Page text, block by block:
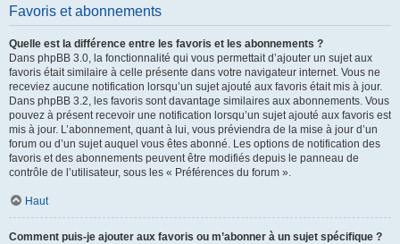
Favoris et abonnements
Quelle est la différence entre les favoris et les abonnements ?
Dans phpBB 3.0, la fonctionnalité qui vous permettait d’ajouter un sujet aux
favoris était similaire à celle présente dans votre navigateur internet. Vous ne
receviez aucune notification lorsqu’un sujet ajouté aux favoris était mis à jour.
Dans phpBB 3.2, les favoris sont davantage similaires aux abonnements. Vous
pouvez à présent recevoir une notification lorsqu’un sujet ajouté aux favoris est
mis à jour. L’abonnement, quant à lui, vous préviendra de la mise à jour d’un
forum ou d’un sujet auquel vous êtes abonné. Les options de notification des
favoris et des abonnements peuvent être modifiés depuis le panneau de
contrôle de l’utilisateur, sous les « Préférences du forum ».
Haut
Comment puis-je ajouter aux favoris ou m’abonner à un sujet spécifique ?